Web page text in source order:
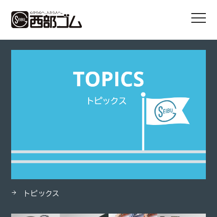
HOME 製品
トピックス